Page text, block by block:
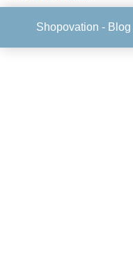
Shopovation - Blog